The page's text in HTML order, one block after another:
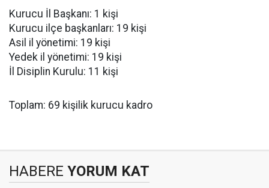
Kurucu İl Başkanı: 1 kişi
Kurucu ilçe başkanları: 19 kişi
Asil il yönetimi: 19 kişi
Yedek il yönetimi: 19 kişi
İl Disiplin Kurulu: 11 kişi
Toplam: 69 kişilik kurucu kadro
HABERE YORUM KAT